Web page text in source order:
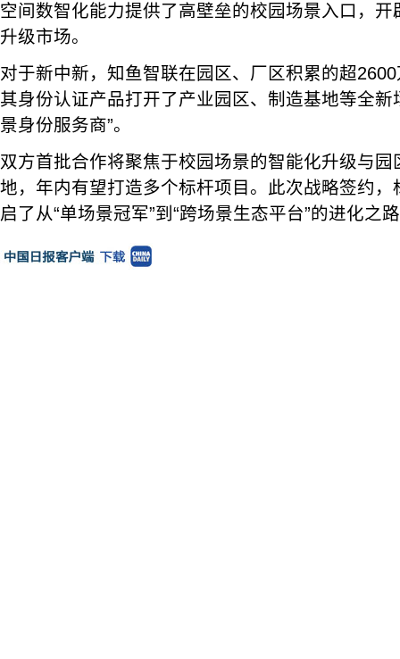
空间数智化能力提供了高壁垒的校园场景入口，
升级市场。
对于新中新，知鱼智联在园区、厂区积累的超
其身份认证产品打开了产业园区、制造基地等全新
景身份服务商”。
双方首批合作将聚焦于校园场景的智能化升级与
地，年内有望打造多个标杆项目。此次战略签约
启了从“单场景冠军”到“跨场景生态平台”的进化之